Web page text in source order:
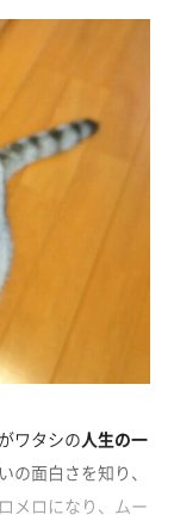
ワタシの人生の一
面白さを知り、
メロになり、ムー